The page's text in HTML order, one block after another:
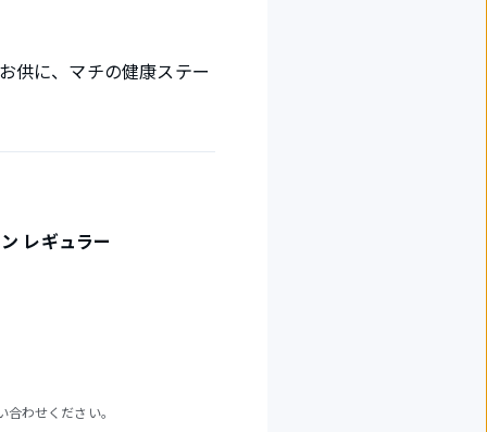
供に、マチの健康ステー
レギュラー
わせください。